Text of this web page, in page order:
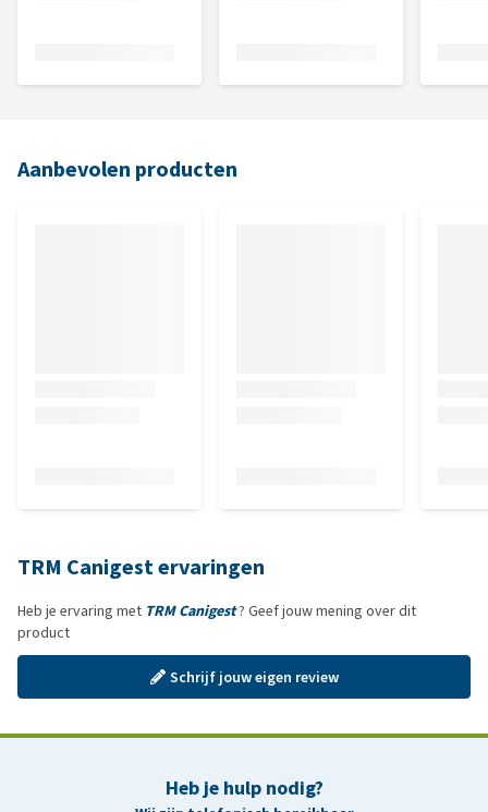
Aanbevolen producten
TRM Canigest ervaringen
Heb je ervaring met TRM Canigest? Geef jouw mening over dit
product
Schrijf jouw eigen review
Heb je hulp nodig?